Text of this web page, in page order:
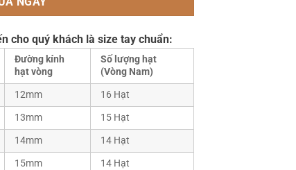
cho quý khách là size tay chuẩn:
Đường kính
hạt vòng
Số lượng hạt
(Vòng Nam)
12mm
16 Hạt
13mm
15 Hạt
14mm
14 Hạt
15mm
14 Hạt